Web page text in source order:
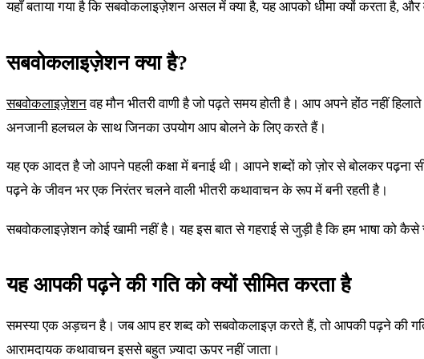
यहाँ बताया गया है कि सबवोकलाइज़ेशन असल में क्या है, यह आपको धीमा क्यों करता है,
सबवोकलाइज़ेशन क्या है?
सबवोकलाइज़ेशनवह मौन भीतरी वाणी है जो पढ़ते समय होती है। आप अपने होंठ नहीं
अनजानी हलचल के साथ जिनका उपयोग आप बोलने के लिए करते हैं।
यह एक आदत है जो आपने पहली कक्षा में बनाई थी। आपने शब्दों को ज़ोर से बोलकर पढ़ना
पढ़ने के जीवन भर एक निरंतर चलने वाली भीतरी कथावाचन के रूप में बनी रहती है।
सबवोकलाइज़ेशन कोई खामी नहीं है। यह इस बात से गहराई से जुड़ी है कि हम भाषा को
यह आपकी पढ़ने की गति को क्यों सीमित करता है
समस्या एक अड़चन है। जब आप हर शब्द को सबवोकलाइज़ करते हैं, तो आपकी पढ़ने की
आरामदायक कथावाचन इससे बहुत ज़्यादा ऊपर नहीं जाता।